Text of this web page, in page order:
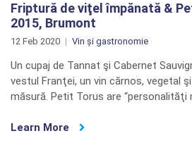
Friptură de viţel împănată &
2015, Brumont
12 Feb 2020 Vin și gastronomie
Un cupaj de Tannat şi Cabernet
vestul Franţei, un vin cărnos, vegetal
măsură. Petit Torus are “personalităţi
Learn More